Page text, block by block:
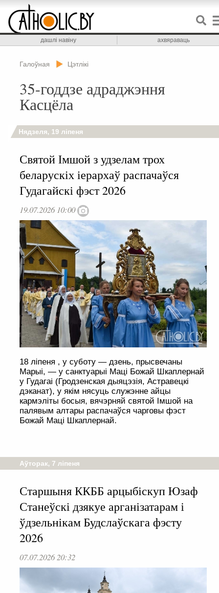
дашлі навіну ахвяраваць
Галоўная Цэтлікі
35-годдзе адраджэння
Касцёла
Нядзеля, 19 ліпеня
Святой Імшой з удзелам трох
беларускіх іерархаў распачаўся
Гудагайскі фэст 2026
19.07.2026 10:00
18 ліпеня , у суботу — дзень, прысвечаны
Марыі, — у санктуарыі Маці Божай Шкаплернай
у Гудагаі (Гродзенская дыяцэзія, Астравецкі
дэканат), у якім нясуць служэнне айцы
кармэліты босыя, вячэрняй святой Імшой на
палявым алтары распачаўся чарговы фэст
Божай Маці Шкаплернай.
Аўторак, 7 ліпеня
Старшыня ККББ арцыбіскуп Юзаф
Станеўскі дзякуе арганізатарам і
ўдзельнікам Будслаўскага фэсту
2026
07.07.2026 20:32